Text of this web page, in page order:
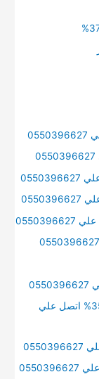
شركة كشف تسربات المياه بالاحساء خصم 35% اتصل علي